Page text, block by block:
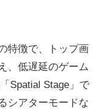
特徴で、トップ画
、低遅延のゲーム
Spatial Stage」で
シアターモードな